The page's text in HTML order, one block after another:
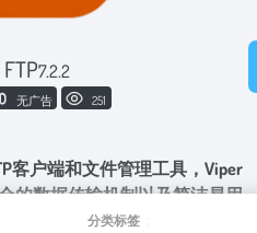
7.2.2
无广告 251
客户端和文件管理工具，Viper
的数据传输机制以及简洁易用
管理服务器和传输文件的重要
分类标签：